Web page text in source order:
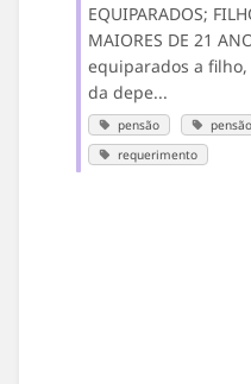
EQUIPARADOS;
MAIORES DE 21
equiparados a
da depe...
pensão
requerimento